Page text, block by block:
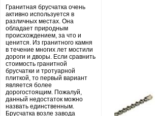
Гранитная брусчатка очень
активно используется в
различных местах. Она
обладает природным
происхождением, за что и
ценится. Из гранитного камня
в течение многих лет мостили
дороги и дворы. Если сравнить
стоимость гранитной
брусчатки и тротуарной
плиткой, то первый вариант
является более
дорогостоящим. Пожалуй,
данный недостаток можно
назвать единственным.
Брусчатка возле завода